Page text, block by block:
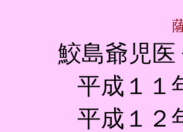
鮫島爺児医
平成１１
平成１２